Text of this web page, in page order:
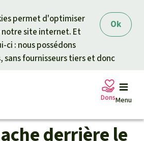
Ok
permet d'optimiser
site internet. Et
ci : nous possédons
sans fournisseurs tiers et donc
Menu
Dons
derrière le